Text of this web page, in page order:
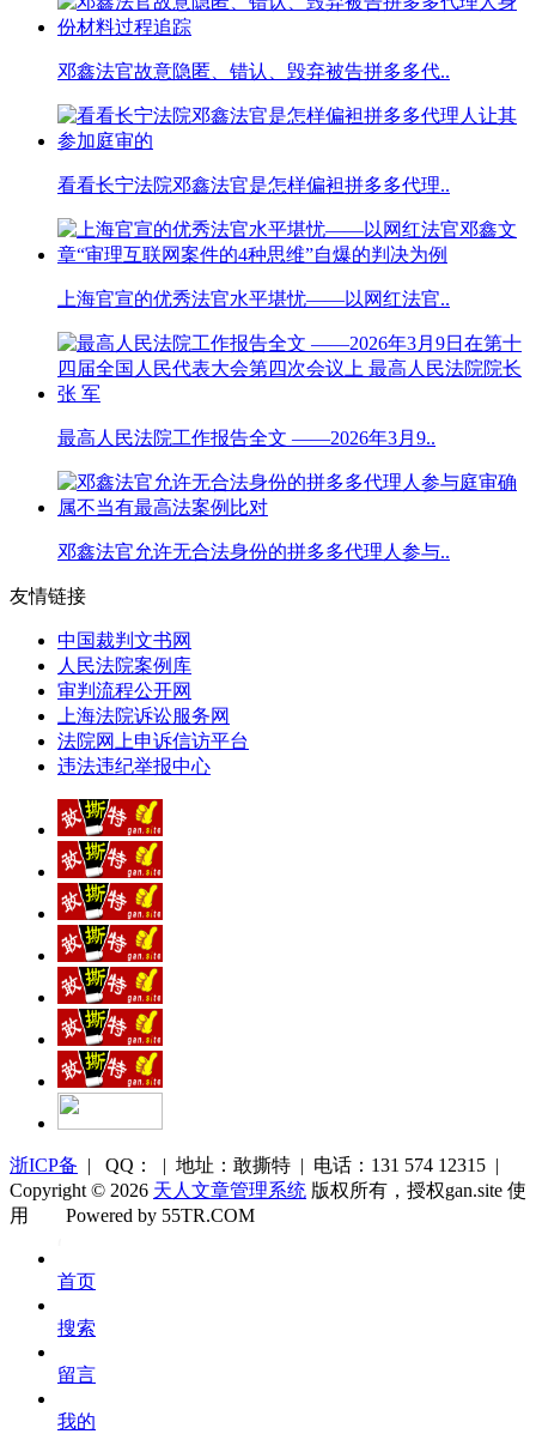
邓鑫法官故意隐匿、错认、毁弃被告拼多多代..
看看长宁法院邓鑫法官是怎样偏袒拼多多代理..
上海官宣的优秀法官水平堪忧——以网红法官..
最高人民法院工作报告全文 ——2026年3月9..
邓鑫法官允许无合法身份的拼多多代理人参与..
友情链接
中国裁判文书网
人民法院案例库
审判流程公开网
上海法院诉讼服务网
法院网上申诉信访平台
违法违纪举报中心
浙ICP备 | QQ： | 地址：敢撕特 | 电话：131 574 12315 |
Copyright © 2026 天人文章管理系统 版权所有，授权gan.site 使
用
库
Powered by 55TR.COM
首页
搜索
留言
我的